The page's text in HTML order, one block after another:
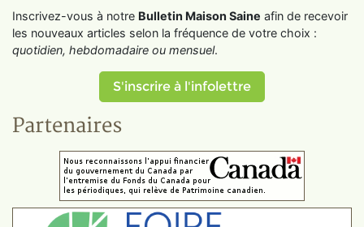
Inscrivez-vous à notre Bulletin Maison Saine afin de recevoir
les nouveaux articles selon la fréquence de votre choix :
quotidien, hebdomadaire ou mensuel.
S'inscrire à l'infolettre
Partenaires